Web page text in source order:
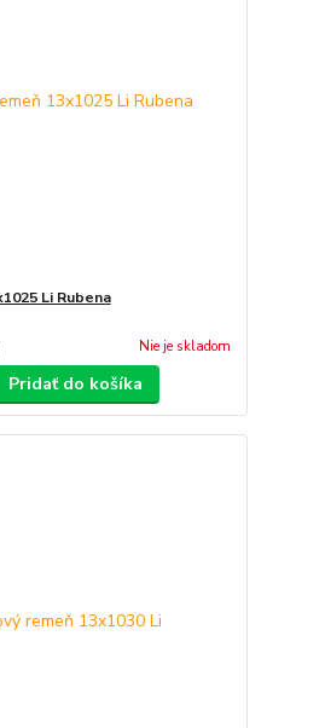
Li Rubena
Nie je skladom
Pridať do košíka